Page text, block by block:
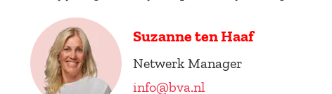
Suzanne ten Haaf
Netwerk Manager
info@bva.nl